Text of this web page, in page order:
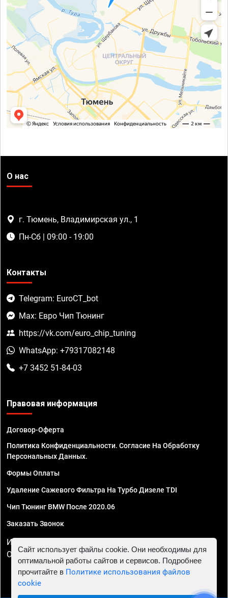
О нас
г. Тюмень, Владимирская ул., 1
Пн-Сб | 09:00 - 19:00
Контакты
Telegram: EuroCT_bot
Max: Евро Чип Тюнинг
https://vk.com/euro_chip_tuning
WhatsApp: +79317082148
+7 3452 51-84-03
Правовая информация
Договор-Оферта
Политика Конфиденциальности. Согласие На Обработку
Персональных Данных.
Формы Оплаты
Удаление Сажевого Фильтра На Турбо Дизеле TDI
Чип Тюнинг BMW После 2020.06
Заказать Звонок
ИП Смирнов Георгий Павлович. ИНН 781302555843,
ОГРНИП 324470400032610
Сайт использует файлы cookie. Они необходимы для
оптимальной работы сайтов и сервисов. Подробнее
прочитайте в Политике использования файлов
cookie